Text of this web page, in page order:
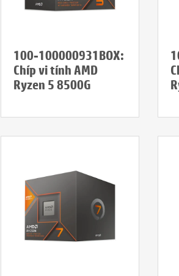
100-100000931BOX:
Chíp vi tính AMD
Ryzen 5 8500G